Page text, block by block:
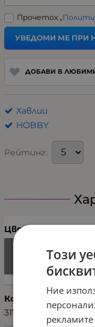
Прочетох „
УВЕДОМИ МЕ ПРИ
ДОБАВИ В
Хавлии
HOBBY
Рейтинг:
Цвят
Код на продукта
317HBY1550
Този
Ние